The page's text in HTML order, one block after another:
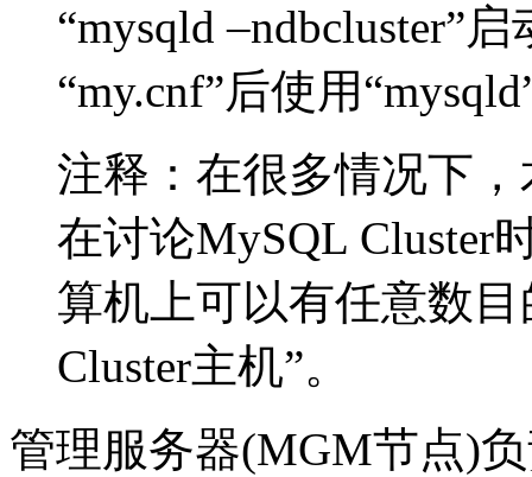
“mysqld –ndbcluster”
“my.cnf”后使用
注释：在很多情况下
在讨论MySQL Cluster
算机上可以有任意数
Cluster主机”。
管理服务器(MGM节点)